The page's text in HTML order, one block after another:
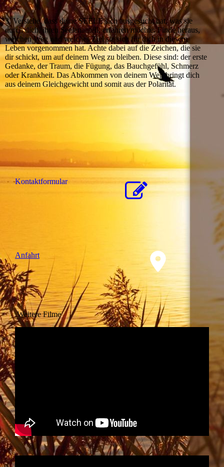
3. Verstehe, dass deine SEELE sich ausgesucht hat, was sie
durch dich, ihren Seelenanteil, erfahren möchte. Finde heraus,
welchen Weg und welches Ziel sie sich für dich in diesem
Leben vorgenommen hat. Achte dabei auf die Zeichen, die sie
dir schickt, um auf deinem Weg zu bleiben. Diese sind: der erste
Gedanke, der Traum, die Fügung, das Bauchgefühl, Schmerz
oder Krankheit. Das Abkommen von deinem Weg bringt dich
aus deinem Gleichgewicht und somit aus der Polarität.
Kon­takt­for­mu­lar
Anfahrt
Weitere Filme